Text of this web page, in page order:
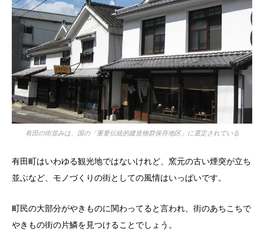
有田の街並みは、国の「重要伝統的建造物群保存地区」に選定されている
有田町はいわゆる観光地ではないけれど、窯元の古い煙突が立ち
並ぶなど、モノづくりの街としての風情はいっぱいです。
町民の大部分がやきものに関わってると言われ、街のあちこちで
やきもの街の片鱗を見つけることでしょう。